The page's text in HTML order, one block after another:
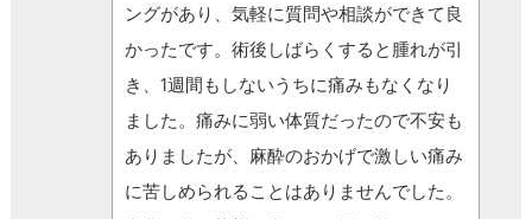
ングがあり、気軽に質問や相談ができて良
かったです。術後しばらくすると腫れが引
き、1週間もしないうちに痛みもなくなり
ました。痛みに弱い体質だったので不安も
ありましたが、麻酔のおかげで激しい痛み
に苦しめられることはありませんでした。